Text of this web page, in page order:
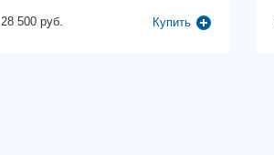
28 500 руб. Купить